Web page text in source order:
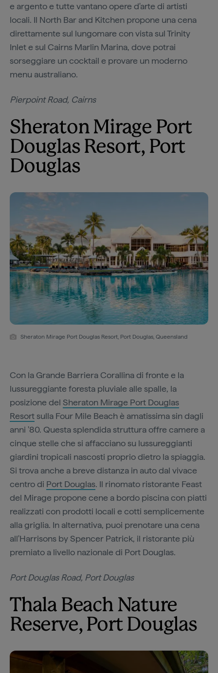
e argento e tutte vantano opere d'arte di artisti
locali. Il North Bar and Kitchen propone una cena
direttamente sul lungomare con vista sul Trinity
Inlet e sul Cairns Marlin Marina, dove potrai
sorseggiare un cocktail e provare un moderno
menu australiano.
Pierpoint Road, Cairns
Sheraton Mirage Port
Douglas Resort, Port
Douglas
Sheraton Mirage Port Douglas Resort, Port Douglas, Queensland
Con la Grande Barriera Corallina di fronte e la
lussureggiante foresta pluviale alle spalle, la
posizione del Sheraton Mirage Port Douglas
Resortsulla Four Mile Beach è amatissima sin dagli
anni '80. Questa splendida struttura offre camere a
cinque stelle che si affacciano su lussureggianti
giardini tropicali nascosti proprio dietro la spiaggia.
Si trova anche a breve distanza in auto dal vivace
centro di Port Douglas. Il rinomato ristorante Feast
del Mirage propone cene a bordo piscina con piatti
realizzati con prodotti locali e cotti semplicemente
alla griglia. In alternativa, puoi prenotare una cena
all'Harrisons by Spencer Patrick, il ristorante più
premiato a livello nazionale di Port Douglas.
Port Douglas Road, Port Douglas
Thala Beach Nature
Reserve, Port Douglas